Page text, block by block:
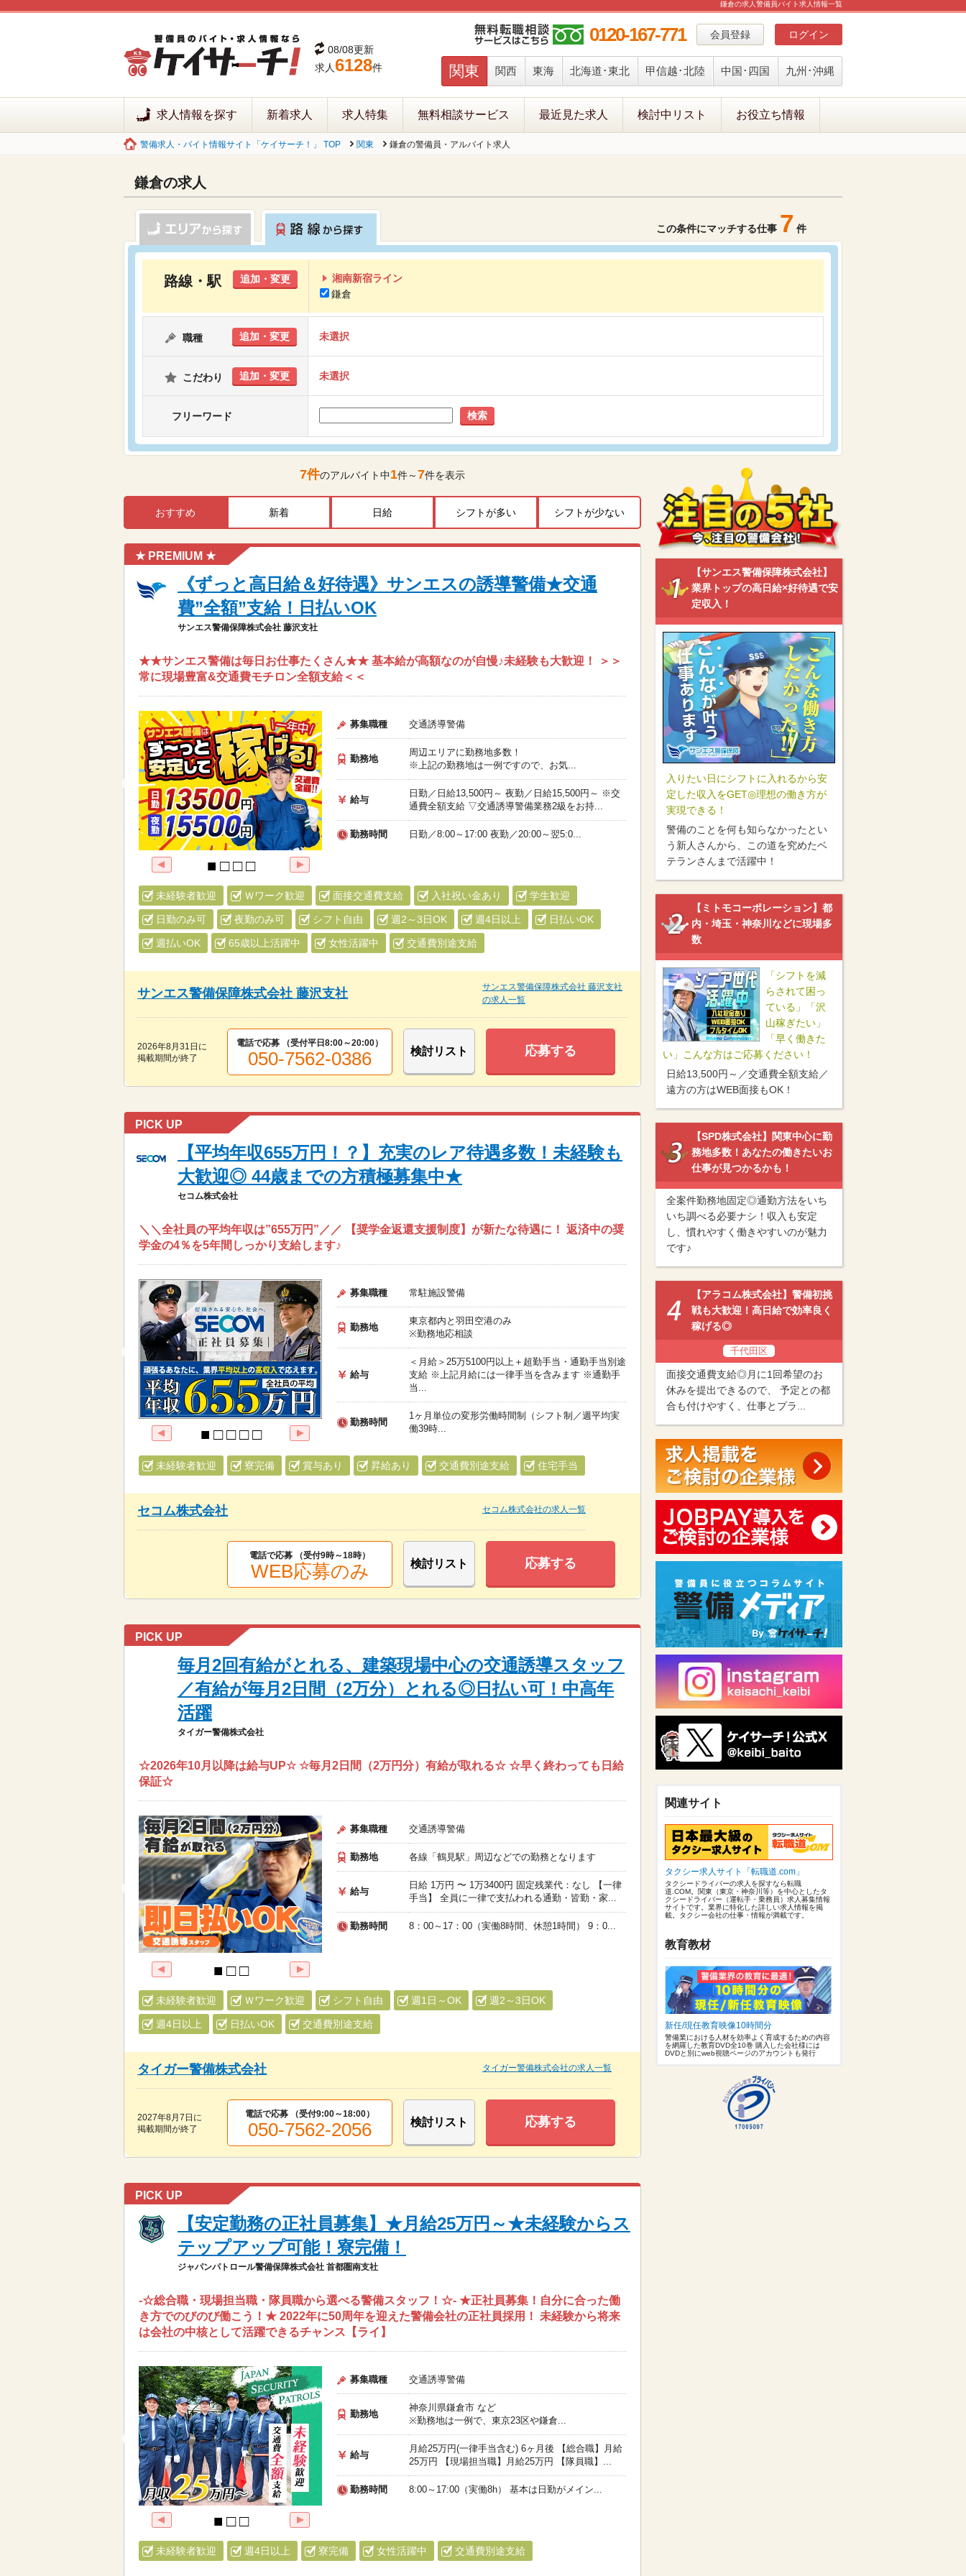
鎌倉の求人警備員バイト求人情報一覧
08/08更新
求人6128件
会員登録 ログイン
0120-167-771
関東 関西 東海 北海道･東北 甲信越･北陸 中国･四国 九州･沖縄
求人情報を探す 新着求人 求人特集 無料相談サービス 最近見た求人 検討中リスト お役立ち情報
警備求人・バイト情報サイト「ケイサーチ！」 TOP 関東 鎌倉の警備員・アルバイト求人
鎌倉の求人
この条件にマッチする仕事 7 件
路線・駅 追加・変更
湘南新宿ライン
鎌倉
職種 追加・変更 未選択
こだわり 追加・変更 未選択
フリーワード 検索
7件のアルバイト中1件～7件を表示
おすすめ 新着 日給 シフトが多い シフトが少ない
★ PREMIUM ★
《ずっと高日給＆好待遇》サンエスの誘導警備★交通
費”全額”支給！日払いOK
サンエス警備保障株式会社 藤沢支社
★★サンエス警備は毎日お仕事たくさん★★ 基本給が高額なのが自慢♪未経験も大歓迎！ ＞＞
常に現場豊富&交通費モチロン全額支給＜＜
募集職種 交通誘導警備
勤務地
周辺エリアに勤務地多数！
※上記の勤務地は一例ですので、お気...
給与
日勤／日給13,500円～ 夜勤／日給15,500円～ ※交
通費全額支給 ▽交通誘導警備業務2級をお持...
勤務時間 日勤／8:00～17:00 夜勤／20:00～翌5:0...
未経験者歓迎 Ｗワーク歓迎 面接交通費支給 入社祝い金あり 学生歓迎
日勤のみ可 夜勤のみ可 シフト自由 週2～3日OK 週4日以上 日払いOK
週払いOK 65歳以上活躍中 女性活躍中 交通費別途支給
サンエス警備保障株式会社 藤沢支社
サンエス警備保障株式会社 藤沢支社
の求人一覧
2026年8月31日 に
掲載期間が終了
電話で応募 （受付平日8:00～20:00）
050-7562-0386 検討リスト 応募する
PICK UP
【平均年収655万円！？】充実のレア待遇多数！未経験も
大歓迎◎ 44歳までの方積極募集中★
セコム株式会社
＼＼全社員の平均年収は”655万円”／／ 【奨学金返還支援制度】が新たな待遇に！ 返済中の奨
学金の4％を5年間しっかり支給します♪
募集職種 常駐施設警備
勤務地
東京都内と羽田空港のみ
※勤務地応相談
給与
＜月給＞25万5100円以上＋超勤手当・通勤手当別途
支給 ※上記月給には一律手当を含みます ※通勤手
当...
勤務時間
1ヶ月単位の変形労働時間制（シフト制／週平均実
働39時...
未経験者歓迎 寮完備 賞与あり 昇給あり 交通費別途支給 住宅手当
セコム株式会社 セコム株式会社の求人一覧
電話で応募 （受付9時～18時）
WEB応募のみ 検討リスト 応募する
PICK UP
毎月2回有給がとれる、建築現場中心の交通誘導スタッフ
／有給が毎月2日間（2万分）とれる◎日払い可！中高年
活躍
タイガー警備株式会社
☆2026年10月以降は給与UP☆ ☆毎月2日間（2万円分）有給が取れる☆ ☆早く終わっても日給
保証☆
募集職種 交通誘導警備
勤務地 各線「鶴見駅」周辺などでの勤務となります
給与
日給 1万円 〜 1万3400円 固定残業代：なし 【一律
手当】 全員に一律で支払われる通勤・皆勤・家...
勤務時間 8：00～17：00（実働8時間、休憩1時間） 9：0...
未経験者歓迎 Ｗワーク歓迎 シフト自由 週1日～OK 週2～3日OK
週4日以上 日払いOK 交通費別途支給
タイガー警備株式会社 タイガー警備株式会社の求人一覧
2027年8月7日 に
掲載期間が終了
電話で応募 （受付9:00～18:00）
050-7562-2056 検討リスト 応募する
PICK UP
【安定勤務の正社員募集】★月給25万円～★未経験からス
テップアップ可能！寮完備！
ジャパンパトロール警備保障株式会社 首都圏南支社
-☆総合職・現場担当職・隊員職から選べる警備スタッフ！☆- ★正社員募集！自分に合った働
き方でのびのび働こう！★ 2022年に50周年を迎えた警備会社の正社員採用！ 未経験から将来
は会社の中核として活躍できるチャンス【ライ】
募集職種 交通誘導警備
勤務地
神奈川県鎌倉市 など
※勤務地は一例で、東京23区や鎌倉...
給与
月給25万円(一律手当含む) 6ヶ月後 【総合職】月給
25万円 【現場担当職】月給25万円 【隊員職】...
勤務時間 8:00～17:00（実働8h） 基本は日勤がメイン...
未経験者歓迎 週4日以上 寮完備 女性活躍中 交通費別途支給
【サンエス警備保障株式会社】
業界トップの高日給×好待遇で安
定収入！
入りたい日にシフトに入れるから安
定した収入をGET◎理想の働き方が
実現できる！
警備のことを何も知らなかったとい
う新人さんから、この道を究めたベ
テランさんまで活躍中！
【ミトモコーポレーション】都
内・埼玉・神奈川などに現場多
数
「シフトを減
らされて困っ
ている」「沢
山稼ぎたい」
「早く働きた
い」こんな方はご応募ください！
日給13,500円～／交通費全額支給／
遠方の方はWEB面接もOK！
【SPD株式会社】関東中心に勤
務地多数！あなたの働きたいお
仕事が見つかるかも！
全案件勤務地固定◎通勤方法をいち
いち調べる必要ナシ！収入も安定
し、慣れやすく働きやすいのが魅力
です♪
【アラコム株式会社】警備初挑
戦も大歓迎！高日給で効率良く
稼げる◎
千代田区
面接交通費支給◎月に1回希望のお
休みを提出できるので、 予定との都
合も付けやすく、仕事とプラ...
関連サイト
タクシー求人サイト「転職道.com」
タクシードライバーの求人を探すなら転職
道.COM。関東（東京・神奈川等）を中心としたタ
クシードライバー（運転手・乗務員）求人募集情報
サイトです。業界に特化した詳しい求人情報を掲
載。タクシー会社の仕事・情報が満載です。
教育教材
新任/現任教育映像10時間分
警備業における人材を効率よく育成するための内容
を網羅した教育DVD全10巻 購入した会社様には
DVDと別にweb視聴ページのアカウントも発行